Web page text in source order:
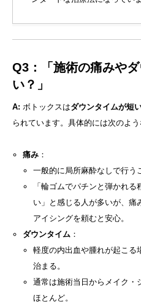
Q3：「施術の痛みや
い？」
A: ボトックスはダウンタイムが短
られています。具体的には次のよう
痛み：
一般的に局所麻酔なしで行う
「輪ゴムでパチンと弾かれ
い」と感じる人が多いが、痛
アイシングを頼むと安心。
ダウンタイム ：
軽度の内出血や腫れが起こる
治まる。
通常は施術当日からメイク・
ほとんど。